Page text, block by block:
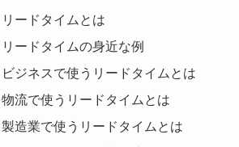
リードタイムとは
リードタイムの身近な例
ビジネスで使うリードタイムとは
物流で使うリードタイムとは
製造業で使うリードタイムとは